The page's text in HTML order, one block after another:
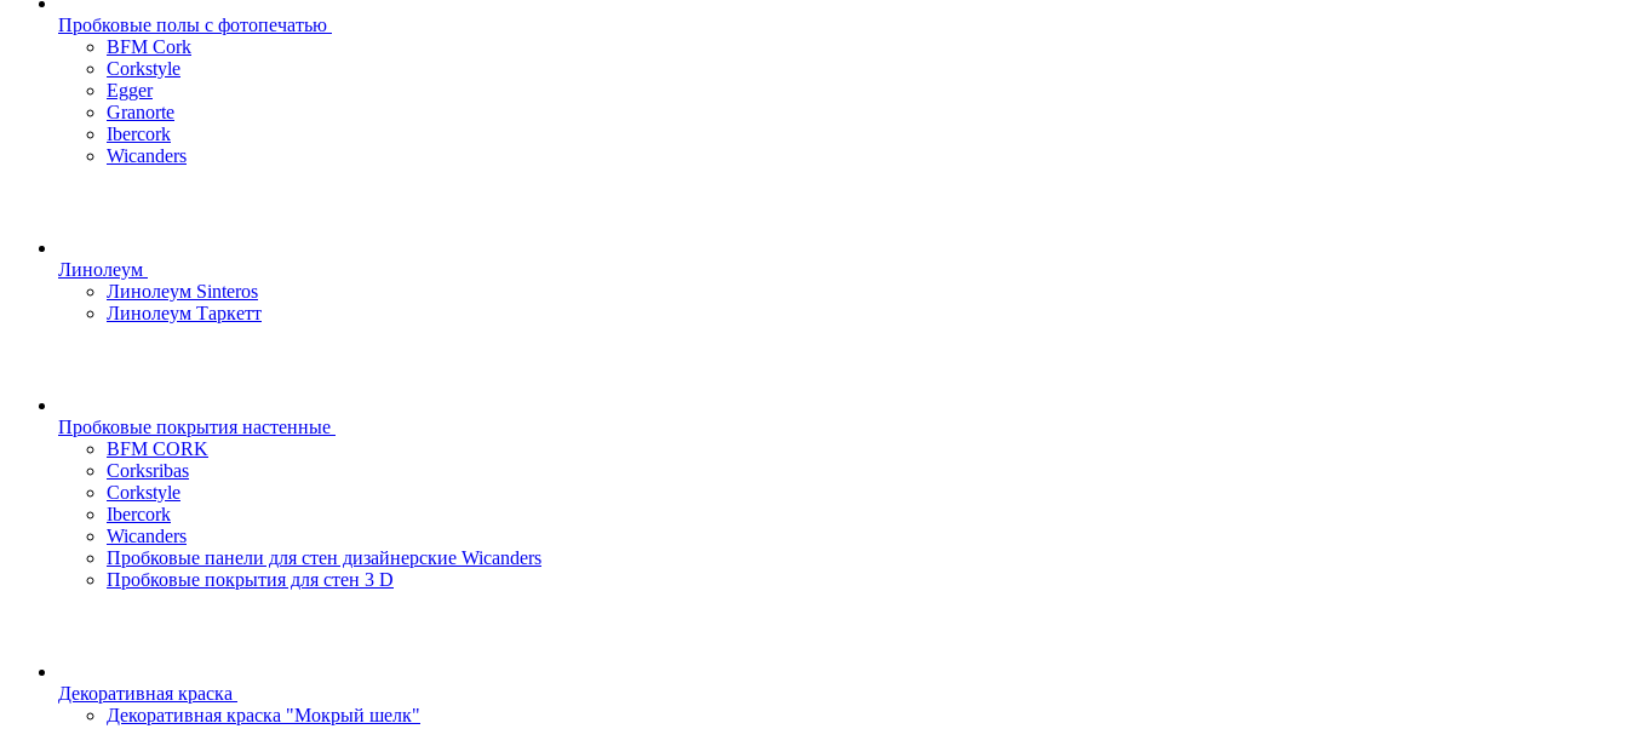
Пробковые полы с фотопечатью
BFM Cork
Corkstyle
Egger
Granorte
Ibercork
Wicanders
Линолеум
Линолеум Sinteros
Линолеум Таркетт
Пробковые покрытия настенные
BFM CORK
Corksribas
Corkstyle
Ibercork
Wicanders
Пробковые панели для стен дизайнерские Wicanders
Пробковые покрытия для стен 3 D
Декоративная краска
Декоративная краска "Мокрый шелк"